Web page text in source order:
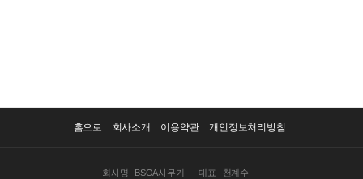
홈으로 회사소개 이용약관 개인정보처리방침
회사명 BSOA사무기 대표
천계수